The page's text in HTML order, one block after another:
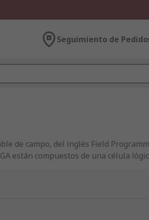
Seguimiento de
de campo, del inglés Field
están compuestos de una célula
y multiplexores. Se utilizan
que tienen seis transistores de